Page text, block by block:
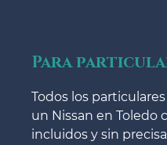
Para
Todos los
un Nissan en Toledo
incluidos y sin